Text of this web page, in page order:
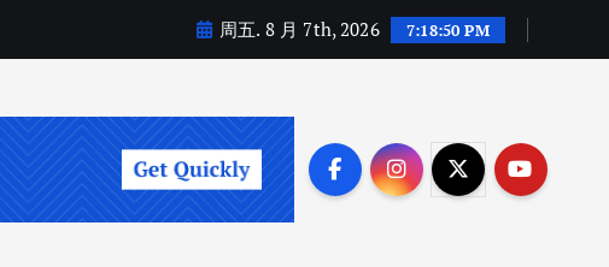
周五. 8 月 7th, 2026 7:18:51 PM